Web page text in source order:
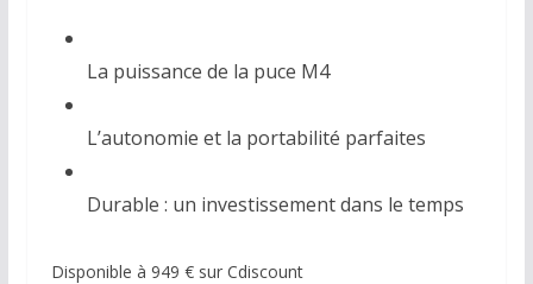
La puissance de la puce M4
L’autonomie et la portabilité parfaites
Durable : un investissement dans le temps
Disponible à 949 € sur Cdiscount